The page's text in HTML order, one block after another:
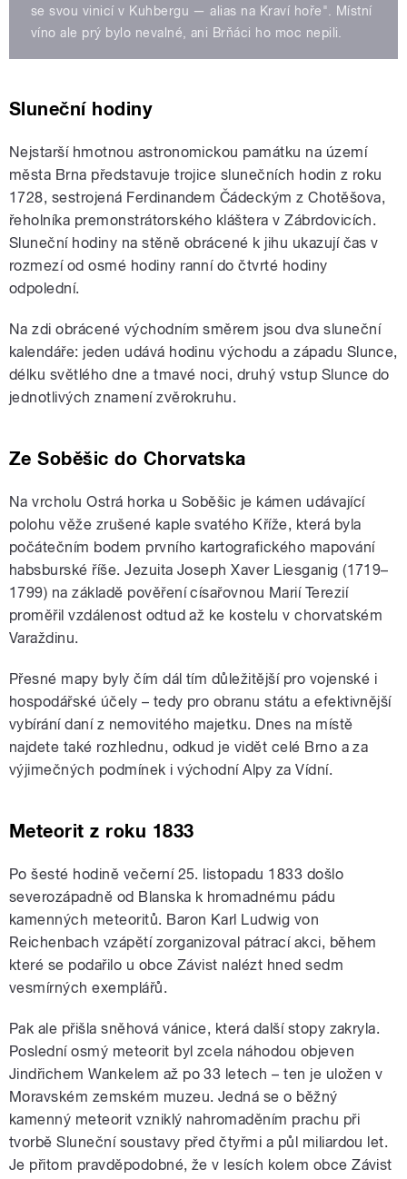
se svou vinicí v Kuhbergu — alias na Kraví hoře". Místní
víno ale prý bylo nevalné, ani Brňáci ho moc nepili.
Sluneční hodiny
Nejstarší hmotnou astronomickou památku na území
města Brna představuje trojice slunečních hodin z roku
1728, sestrojená Ferdinandem Čádeckým z Chotěšova,
řeholníka premonstrátorského kláštera v Zábrdovicích.
Sluneční hodiny na stěně obrácené k jihu ukazují čas v
rozmezí od osmé hodiny ranní do čtvrté hodiny
odpolední.
Na zdi obrácené východním směrem jsou dva sluneční
kalendáře: jeden udává hodinu východu a západu Slunce,
délku světlého dne a tmavé noci, druhý vstup Slunce do
jednotlivých znamení zvěrokruhu.
Ze Soběšic do Chorvatska
Na vrcholu Ostrá horka u Soběšic je kámen udávající
polohu věže zrušené kaple svatého Kříže, která byla
počátečním bodem prvního kartografického mapování
habsburské říše. Jezuita Joseph Xaver Liesganig (1719–
1799) na základě pověření císařovnou Marií Terezií
proměřil vzdálenost odtud až ke kostelu v chorvatském
Varaždinu.
Přesné mapy byly čím dál tím důležitější pro vojenské i
hospodářské účely – tedy pro obranu státu a efektivnější
vybírání daní z nemovitého majetku. Dnes na místě
najdete také rozhlednu, odkud je vidět celé Brno a za
výjimečných podmínek i východní Alpy za Vídní.
Meteorit z roku 1833
Po šesté hodině večerní 25. listopadu 1833 došlo
severozápadně od Blanska k hromadnému pádu
kamenných meteoritů. Baron Karl Ludwig von
Reichenbach vzápětí zorganizoval pátrací akci, během
které se podařilo u obce Závist nalézt hned sedm
vesmírných exemplářů.
Pak ale přišla sněhová vánice, která další stopy zakryla.
Poslední osmý meteorit byl zcela náhodou objeven
Jindřichem Wankelem až po 33 letech – ten je uložen v
Moravském zemském muzeu. Jedná se o běžný
kamenný meteorit vzniklý nahromaděním prachu při
tvorbě Sluneční soustavy před čtyřmi a půl miliardou let.
Je přitom pravděpodobné, že v lesích kolem obce Závist